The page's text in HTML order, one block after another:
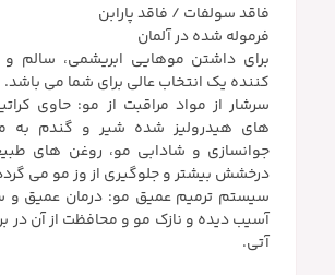
فاقد سولفات / فاقد پارابن
فرموله شده در آلمان
برای داشتن موهایی ابریشمی، سالم و
کننده یک انتخاب عالی برای شما می باشد.
سرشار از مواد مراقبت از مو: حاوی
های هیدرولیز شده شیر و گندم به
جوانسازی و شادابی مو، روغن های
درخشش بیشتر و جلوگیری از وز مو می
سیستم ترمیم عمیق مو: درمان عمیق و
آسیب دیده و نازک مو و محافظت از آن در
آتی.